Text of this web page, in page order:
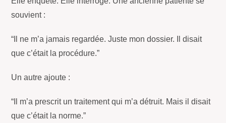
souvient :
“Il ne m’a jamais regardée. Juste mon dossier. Il disait
que c’était la procédure.”
Un autre ajoute :
“Il m’a prescrit un traitement qui m’a détruit. Mais il disait
que c’était la norme.”